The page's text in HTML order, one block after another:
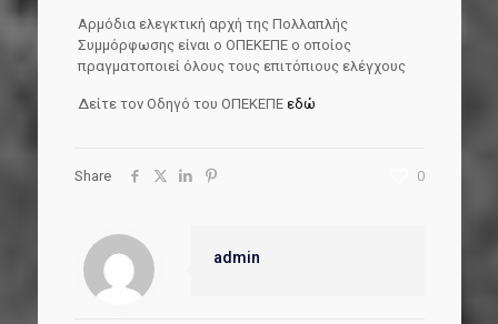
Αρμόδια ελεγκτική αρχή της Πολλαπλής
Συμμόρφωσης είναι ο ΟΠΕΚΕΠΕ ο οποίος
πραγματοποιεί όλους τους επιτόπιους ελέγχους
Δείτε τον Οδηγό του ΟΠΕΚΕΠΕ εδώ
Share 0
admin